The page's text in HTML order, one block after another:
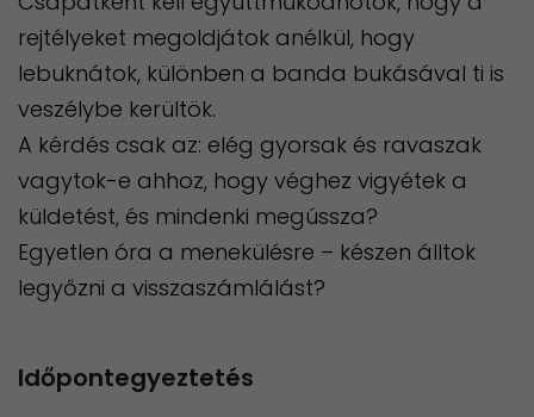
rejtélyeket megoldjátok anélkül, hogy
lebuknátok, különben a banda bukásával ti is
veszélybe kerültök.
A kérdés csak az: elég gyorsak és ravaszak
vagytok-e ahhoz, hogy véghez vigyétek a
küldetést, és mindenki megússza?
Egyetlen óra a menekülésre – készen álltok
legyőzni a visszaszámlálást?
Időpontegyeztetés